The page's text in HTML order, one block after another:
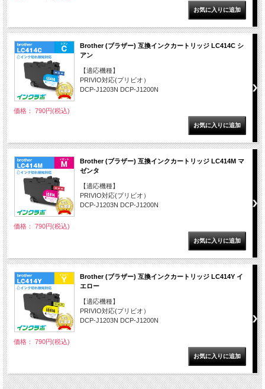
Brother (ブラザー) 互換インクカートリッジ LC414C シ
アン
【適応機種】
PRIVIO対応(プリビオ）
DCP-J1203N DCP-J1200N
価格： 790円(税込)
Brother (ブラザー) 互換インクカートリッジ LC414M マ
ゼンタ
【適応機種】
PRIVIO対応(プリビオ）
DCP-J1203N DCP-J1200N
価格： 790円(税込)
Brother (ブラザー) 互換インクカートリッジ LC414Y イ
エロー
【適応機種】
PRIVIO対応(プリビオ）
DCP-J1203N DCP-J1200N
価格： 790円(税込)